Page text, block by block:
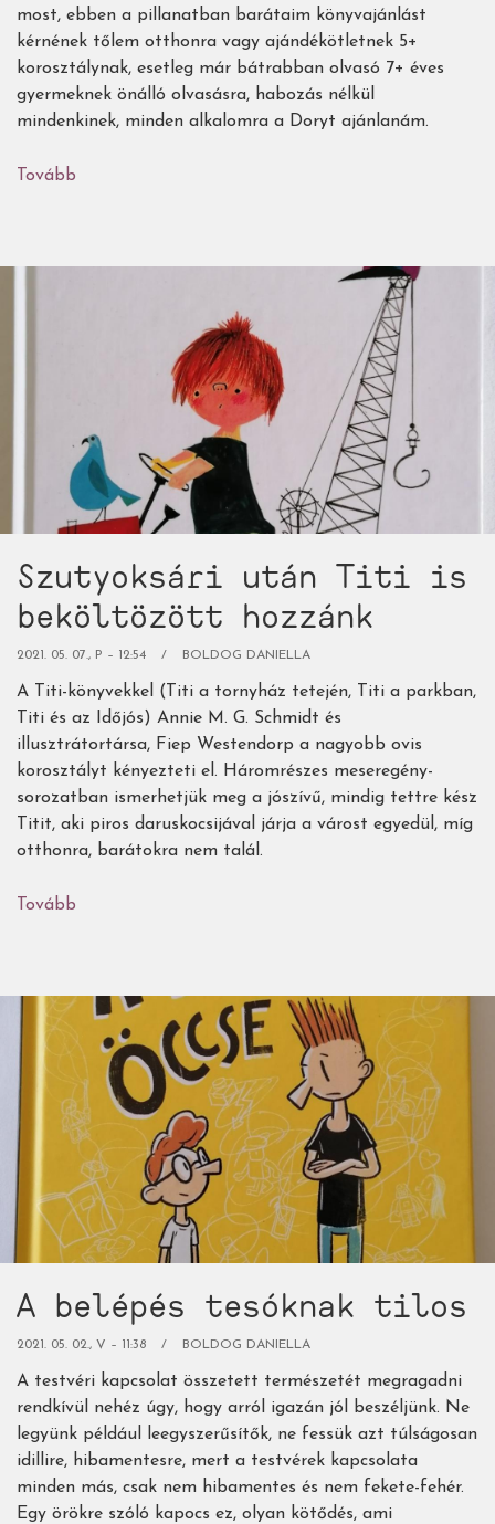
most, ebben a pillanatban barátaim könyvajánlást
kérnének tőlem otthonra vagy ajándékötletnek 5+
korosztálynak, esetleg már bátrabban olvasó 7+ éves
gyermeknek önálló olvasásra, habozás nélkül
mindenkinek, minden alkalomra a Doryt ajánlanám.
Tovább
Szutyoksári után Titi is
beköltözött hozzánk
2021. 05. 07., P – 12:54 BOLDOG DANIELLA
A Titi-könyvekkel (Titi a tornyház tetején, Titi a parkban,
Titi és az Időjós) Annie M. G. Schmidt és
illusztrátortársa, Fiep Westendorp a nagyobb ovis
korosztályt kényezteti el. Háromrészes meseregény-
sorozatban ismerhetjük meg a jószívű, mindig tettre kész
Titit, aki piros daruskocsijával járja a várost egyedül, míg
otthonra, barátokra nem talál.
Tovább
beköltözött
hozzánk)
A belépés tesóknak tilos
2021. 05. 02., V – 11:38 BOLDOG DANIELLA
A testvéri kapcsolat összetett természetét megragadni
rendkívül nehéz úgy, hogy arról igazán jól beszéljünk. Ne
legyünk például leegyszerűsítők, ne fessük azt túlságosan
idillire, hibamentesre, mert a testvérek kapcsolata
minden más, csak nem hibamentes és nem fekete-fehér.
Egy örökre szóló kapocs ez, olyan kötődés, ami